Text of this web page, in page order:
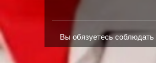
Вы обязуетесь соблюдать